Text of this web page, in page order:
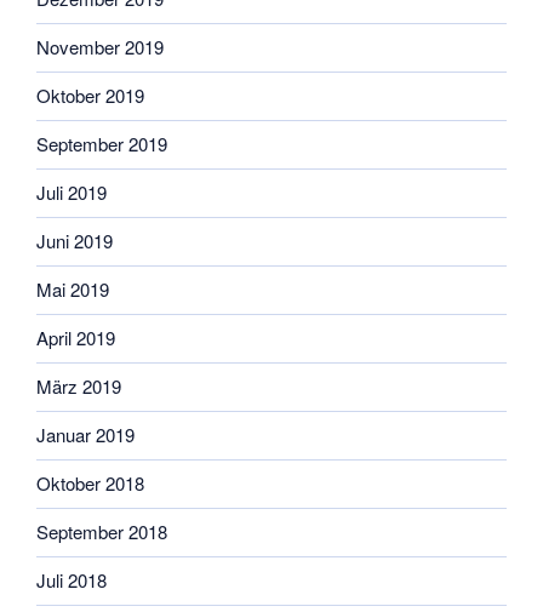
November 2019
Oktober 2019
September 2019
Juli 2019
Juni 2019
Mai 2019
April 2019
März 2019
Januar 2019
Oktober 2018
September 2018
Juli 2018